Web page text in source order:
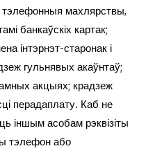
махлярствы,
банкаўскіх картак;
інтэрнэт-старонак і
гульнявых акаўнтаў;
акцыях; крадзеж
перадаплату. Каб не
іншым асобам рэквізіты
тэлефон або